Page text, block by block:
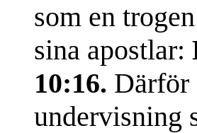
som en
sina apostlar:
10:16. Därför
undervisning